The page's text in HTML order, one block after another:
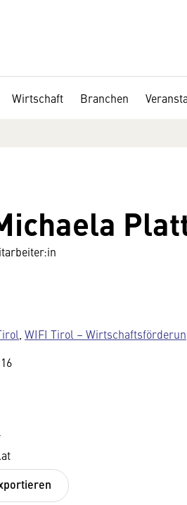
Wirtschaft Branchen
WIFI Tirol –